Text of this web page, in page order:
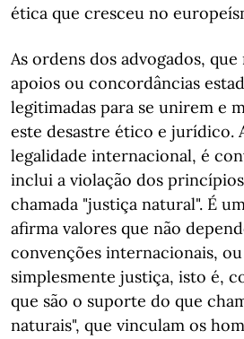
ética que cresceu no
As ordens dos advogados,
apoios ou concordâncias
legitimadas para se unirem e
este desastre ético e jurídico.
legalidade internacional, é
inclui a violação dos
chamada "justiça natural". É
afirma valores que não
convenções internacionais,
simplesmente justiça, isto é,
que são o suporte do que
naturais", que vinculam os